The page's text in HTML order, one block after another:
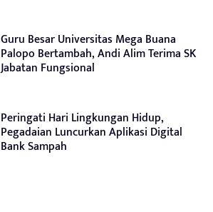
Guru Besar Universitas Mega Buana
Palopo Bertambah, Andi Alim Terima SK
Jabatan Fungsional
Peringati Hari Lingkungan Hidup,
Pegadaian Luncurkan Aplikasi Digital
Bank Sampah